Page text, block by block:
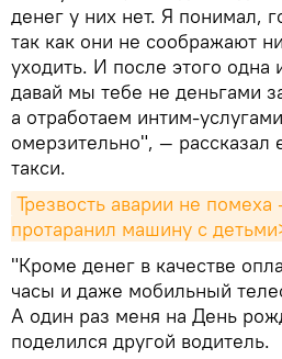
денег у них нет. Я понимал,
так как они не соображают
уходить. И после этого одна
давай мы тебе не деньгами
а отработаем интим-
омерзительно", — рассказал
такси.
Трезвость аварии не
протаранил машину с
"Кроме денег в качестве
часы и даже мобильный
А один раз меня на День
поделился другой водитель.